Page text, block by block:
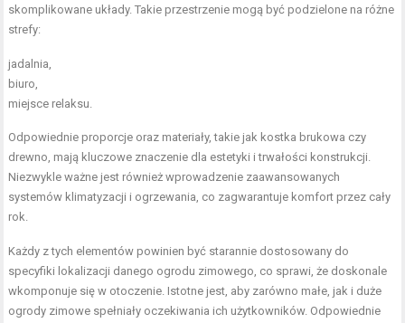
skomplikowane układy. Takie przestrzenie mogą być podzielone na różne
strefy:
jadalnia,
biuro,
miejsce relaksu.
Odpowiednie proporcje oraz materiały, takie jak kostka brukowa czy
drewno, mają kluczowe znaczenie dla estetyki i trwałości konstrukcji.
Niezwykle ważne jest również wprowadzenie zaawansowanych
systemów klimatyzacji i ogrzewania, co zagwarantuje komfort przez cały
rok.
Każdy z tych elementów powinien być starannie dostosowany do
specyfiki lokalizacji danego ogrodu zimowego, co sprawi, że doskonale
wkomponuje się w otoczenie. Istotne jest, aby zarówno małe, jak i duże
ogrody zimowe spełniały oczekiwania ich użytkowników. Odpowiednie